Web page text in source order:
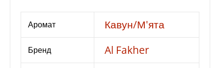
Аромат Кавун/М'ята
Бренд Al Fakher